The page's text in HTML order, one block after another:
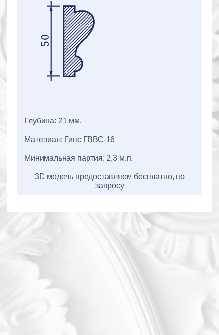
Глубина: 21 мм.
Материал: Гипс ГВВС-16
Минимальная партия: 2,3 м.п.
3D модель предоставляем бесплатно, по
запросу